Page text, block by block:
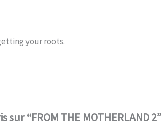
your roots.
“FROM THE MOTHERLAND 2”